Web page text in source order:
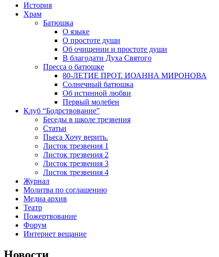
История
Храм
Батюшка
О языке
О простоте души
Об очищении и простоте души
В благодати Духа Святого
Пресса о батюшке
80-ЛЕТИЕ ПРОТ. ИОАННА МИРОНОВА
Солнечный батюшка
Об истинной любви
Первый молебен
Клуб “Бодрствование”
Беседы в школе трезвения
Статьи
Пьеса Хочу верить.
Листок трезвения 1
Листок трезвения 2
Листок трезвения 3
Листок трезвения 4
Журнал
Молитва по соглашению
Медиа архив
Театр
Пожертвование
Форум
Интернет вещание
Новости